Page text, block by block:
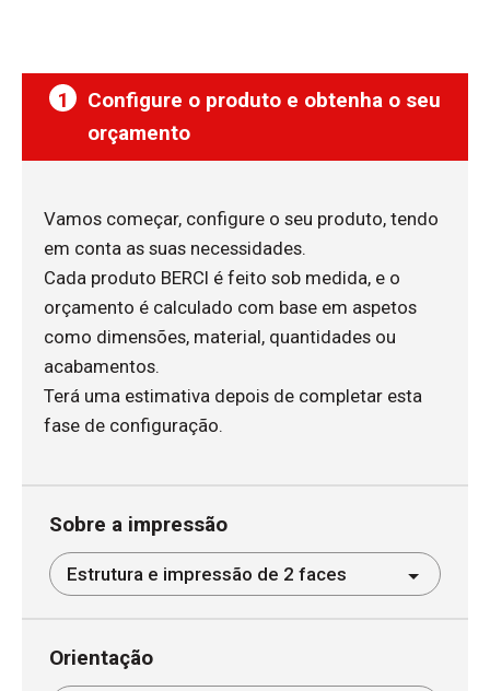
1
Configure o produto e obtenha o seu
orçamento
Vamos começar, configure o seu produto, tendo
em conta as suas necessidades.
Cada produto BERCI é feito sob medida, e o
orçamento é calculado com base em aspetos
como dimensões, material, quantidades ou
acabamentos.
Terá uma estimativa depois de completar esta
fase de configuração.
Sobre a impressão
Orientação